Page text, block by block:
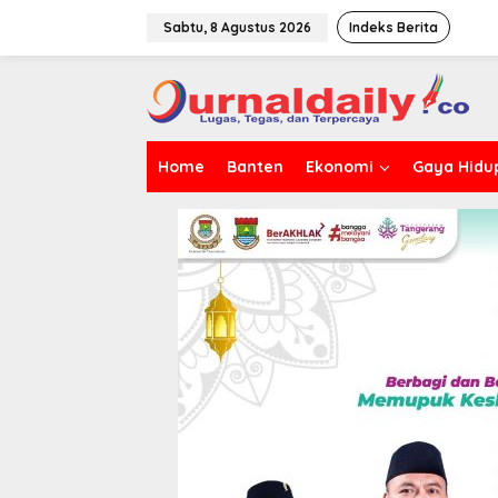
Sabtu, 8 Agustus 2026 Indeks Berita
Home Banten Ekonomi Gaya